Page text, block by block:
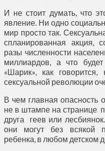
И не стоит думать, что
явление. Ни одно
мир просто так.
спланированная акция,
разы численности
миллиардов, а что
«Шарик», как
сексуальной революции
В чем главная опасность
не в штампе на странице
друга геев или
они могут без всякой
ребенка, в любом детском